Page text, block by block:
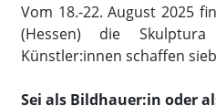
Vom 18.-22. August 2025
(Hessen) die
Künstler:innen schaffen
Sei als Bildhauer:in oder